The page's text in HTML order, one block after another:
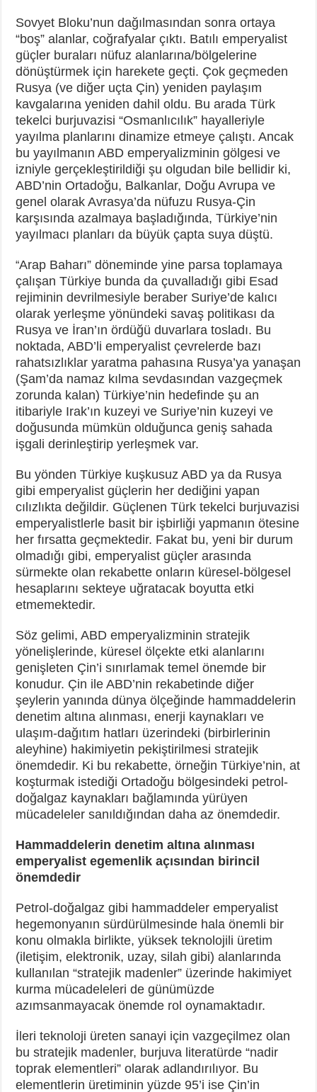
Sovyet Bloku’nun dağılmasından sonra ortaya
“boş” alanlar, coğrafyalar çıktı. Batılı emperyalist
güçler buraları nüfuz alanlarına/bölgelerine
dönüştürmek için harekete geçti. Çok geçmeden
Rusya (ve diğer uçta Çin) yeniden paylaşım
kavgalarına yeniden dahil oldu. Bu arada Türk
tekelci burjuvazisi “Osmanlıcılık” hayalleriyle
yayılma planlarını dinamize etmeye çalıştı. Ancak
bu yayılmanın ABD emperyalizminin gölgesi ve
izniyle gerçekleştirildiği şu olgudan bile bellidir ki,
ABD’nin Ortadoğu, Balkanlar, Doğu Avrupa ve
genel olarak Avrasya’da nüfuzu Rusya-Çin
karşısında azalmaya başladığında, Türkiye’nin
yayılmacı planları da büyük çapta suya düştü.
“Arap Baharı” döneminde yine parsa toplamaya
çalışan Türkiye bunda da çuvalladığı gibi Esad
rejiminin devrilmesiyle beraber Suriye’de kalıcı
olarak yerleşme yönündeki savaş politikası da
Rusya ve İran’ın ördüğü duvarlara tosladı. Bu
noktada, ABD’li emperyalist çevrelerde bazı
rahatsızlıklar yaratma pahasına Rusya’ya yanaşan
(Şam’da namaz kılma sevdasından vazgeçmek
zorunda kalan) Türkiye’nin hedefinde şu an
itibariyle Irak’ın kuzeyi ve Suriye’nin kuzeyi ve
doğusunda mümkün olduğunca geniş sahada
işgali derinleştirip yerleşmek var.
Bu yönden Türkiye kuşkusuz ABD ya da Rusya
gibi emperyalist güçlerin her dediğini yapan
cılızlıkta değildir. Güçlenen Türk tekelci burjuvazisi
emperyalistlerle basit bir işbirliği yapmanın ötesine
her fırsatta geçmektedir. Fakat bu, yeni bir durum
olmadığı gibi, emperyalist güçler arasında
sürmekte olan rekabette onların küresel-bölgesel
hesaplarını sekteye uğratacak boyutta etki
etmemektedir.
Söz gelimi, ABD emperyalizminin stratejik
yönelişlerinde, küresel ölçekte etki alanlarını
genişleten Çin’i sınırlamak temel önemde bir
konudur. Çin ile ABD’nin rekabetinde diğer
şeylerin yanında dünya ölçeğinde hammaddelerin
denetim altına alınması, enerji kaynakları ve
ulaşım-dağıtım hatları üzerindeki (birbirlerinin
aleyhine) hakimiyetin pekiştirilmesi stratejik
önemdedir. Ki bu rekabette, örneğin Türkiye’nin, at
koşturmak istediği Ortadoğu bölgesindeki petrol-
doğalgaz kaynakları bağlamında yürüyen
mücadeleler sanıldığından daha az önemdedir.
Hammaddelerin denetim altına alınması
emperyalist egemenlik açısından birincil
önemdedir
Petrol-doğalgaz gibi hammaddeler emperyalist
hegemonyanın sürdürülmesinde hala önemli bir
konu olmakla birlikte, yüksek teknolojili üretim
(iletişim, elektronik, uzay, silah gibi) alanlarında
kullanılan “stratejik madenler” üzerinde hakimiyet
kurma mücadeleleri de günümüzde
azımsanmayacak önemde rol oynamaktadır.
İleri teknoloji üreten sanayi için vazgeçilmez olan
bu stratejik madenler, burjuva literatürde “nadir
toprak elementleri” olarak adlandırılıyor. Bu
elementlerin üretiminin yüzde 95’i ise Çin’in